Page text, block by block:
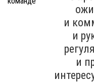
и
и
и